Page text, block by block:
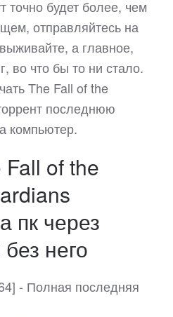
точно будет более, чем
отправляйтесь на
а главное,
во что бы то ни стало.
The Fall of the
последнюю
компьютер.
of the
пк через
него
- Полная последняя